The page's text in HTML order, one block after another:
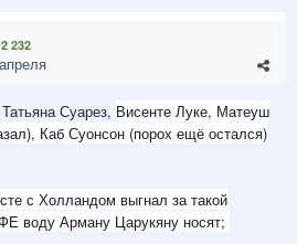
2 232
Суарез, Висенте Луке, Матеуш
Каб Суонсон (порох ещё остался)
с Холландом выгнал за такой
воду Арману Царукяну носят;